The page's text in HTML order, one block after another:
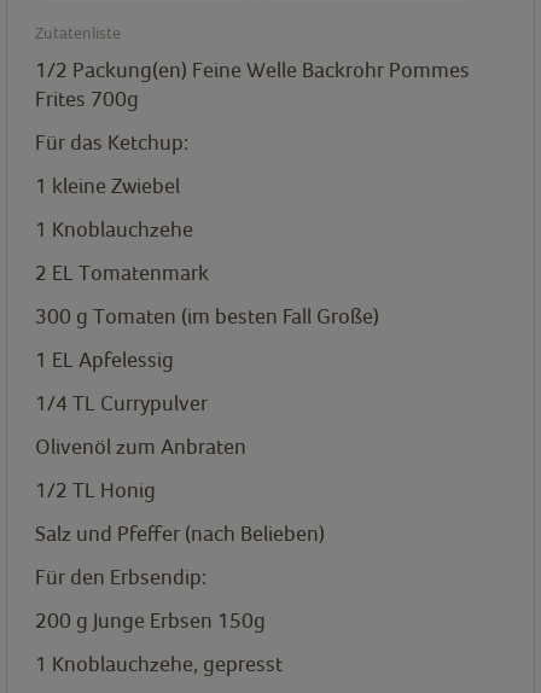
Zutatenliste
1/2 Packung(en) Feine Welle Backrohr Pommes
Frites 700g
Für das Ketchup:
1 kleine Zwiebel
1 Knoblauchzehe
2 EL Tomatenmark
300 g Tomaten (im besten Fall Große)
1 EL Apfelessig
1/4 TL Currypulver
Olivenöl zum Anbraten
1/2 TL Honig
Salz und Pfeffer (nach Belieben)
Für den Erbsendip:
200 g Junge Erbsen 150g
1 Knoblauchzehe, gepresst